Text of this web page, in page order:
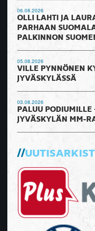
06.08.2026
OLLI LAHTI JA
PARHAAN
PALKINNON
05.08.2026
VILLE PYNNÖNEN
JYVÄSKYLÄSSÄ
03.08.2026
PALUU
JYVÄSKYLÄN MM-